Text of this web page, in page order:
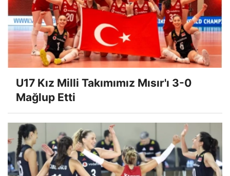
U17 Kız Milli Takımımız Mısır'ı 3-0
Mağlup Etti